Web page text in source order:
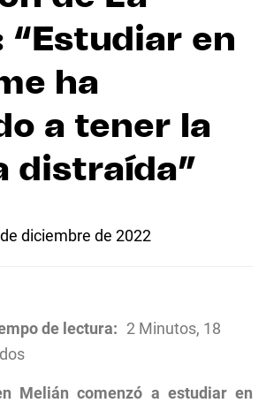
“Estudiar en
ha
a tener la
distraída”
diciembre de 2022
de lectura: 2 Minutos, 18
Melián comenzó a estudiar en